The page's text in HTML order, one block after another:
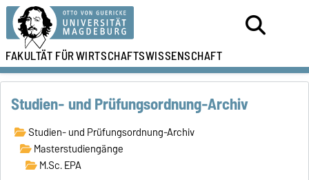
FAKULTÄT FÜRWIRTSCHAFTSWISSENSCHAFT
Studien- und Prüfungsordnung-Archiv
Studien- und Prüfungsordnung-Archiv
Masterstudiengänge
M.Sc. EPA